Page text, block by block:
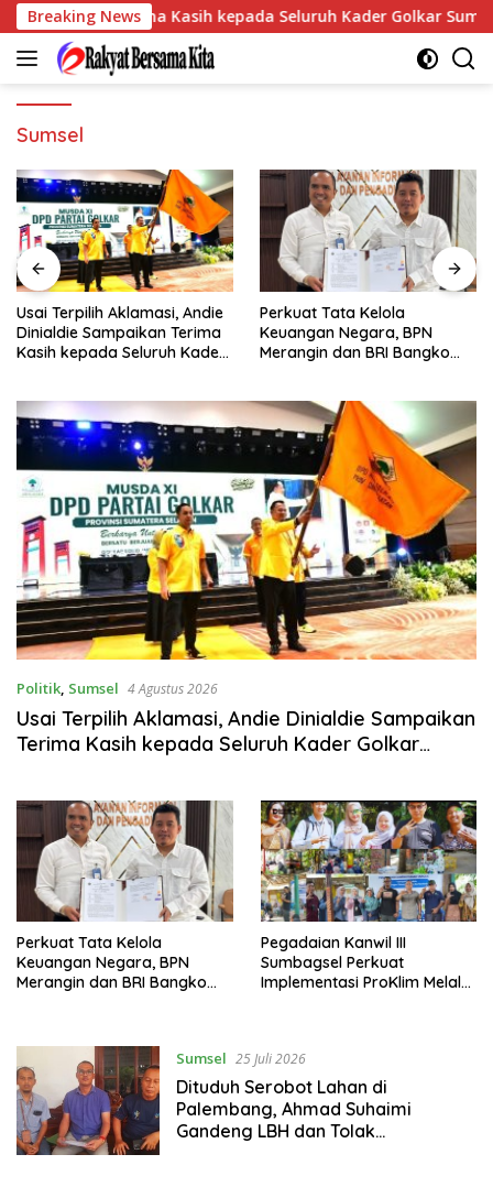
Langsung
ke
konten
Breaking News
Terima Kasih kepada Seluruh Kader Golkar Sumsel
Sumsel
Perkuat Tata Kelola
Keuangan Negara, BPN
Merangin dan BRI Bangko
Pegadaian Kanwil III
Sumbagsel Perkuat
Implementasi ProKlim Melalui
Politik, Sumsel 4 Agustus 2026
Usai Terpilih Aklamasi, Andie Dinialdie Sampaikan
Terima Kasih kepada Seluruh Kader Golkar
Perkuat Tata Kelola
Keuangan Negara, BPN
Merangin dan BRI Bangko
Pegadaian Kanwil III
Sumbagsel Perkuat
Implementasi ProKlim Melalui
Sumsel 25 Juli 2026
Dituduh Serobot Lahan di
Palembang, Ahmad Suhaimi
Gandeng LBH dan Tolak